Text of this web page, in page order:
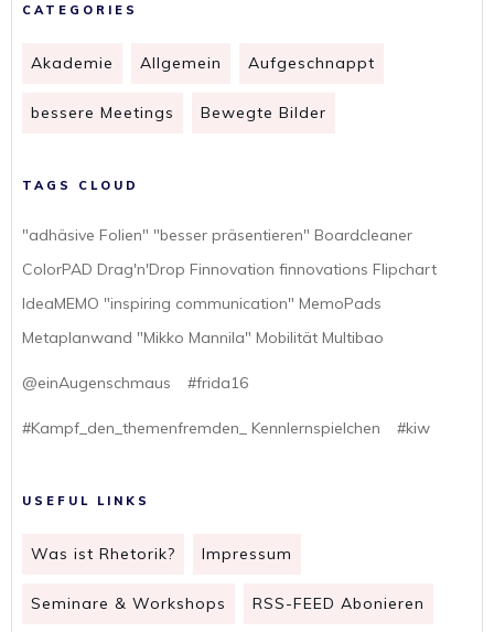
CATEGORIES
Akademie Allgemein Aufgeschnappt
bessere Meetings Bewegte Bilder
TAGS CLOUD
"adhäsive Folien" "besser präsentieren" Boardcleaner
ColorPAD Drag'n'Drop Finnovation finnovations Flipchart
IdeaMEMO "inspiring communication" MemoPads
Metaplanwand "Mikko Mannila" Mobilität Multibao
@einAugenschmaus #frida16
#Kampf_den_themenfremden_ Kennlernspielchen #kiw
USEFUL LINKS
Was ist Rhetorik? Impressum
Seminare & Workshops RSS-FEED Abonieren